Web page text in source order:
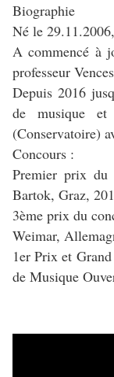
Biographie
Né le
A commencé à
professeur
Depuis 2016
de musique
(Conservatoire)
Concours :
Premier prix du
Bartok, Graz,
3ème prix du
Weimar,
1er Prix et
de Musique